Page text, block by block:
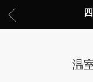
温